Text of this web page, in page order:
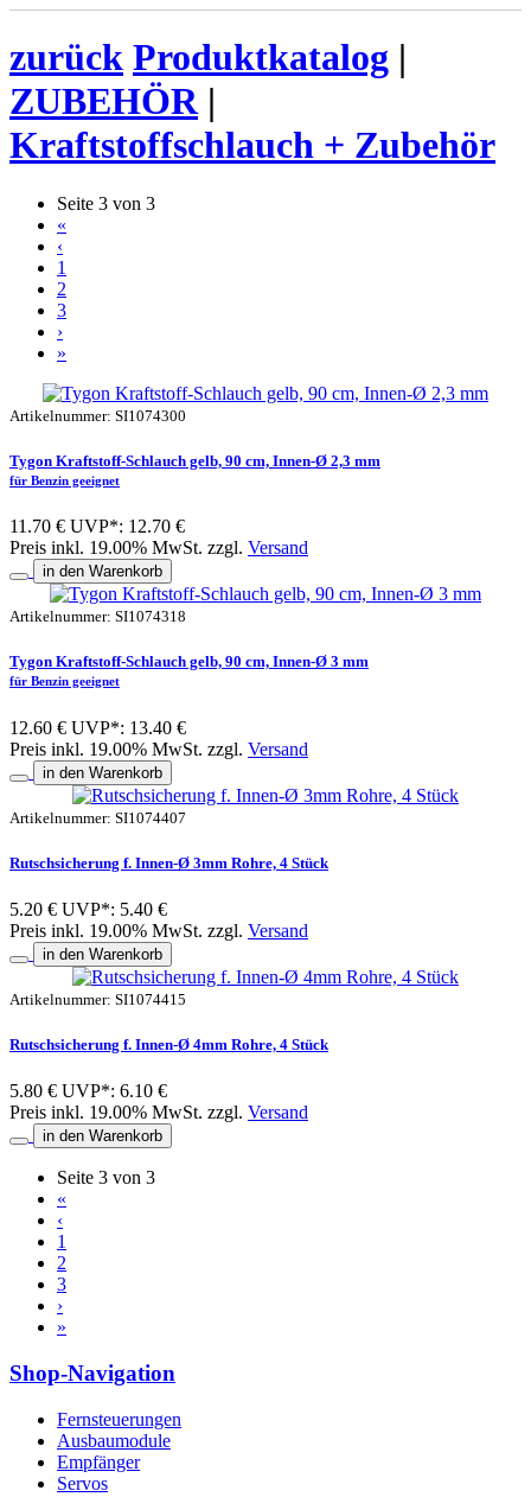
zurück Produktkatalog |
ZUBEHÖR|
Kraftstoffschlauch + Zubehör
Seite 3 von 3
«
‹
1
2
3
›
»
Artikelnummer: SI1074300
Tygon Kraftstoff-Schlauch gelb, 90 cm, Innen-Ø 2,3 mm
für Benzin geeignet
11.70 € UVP*: 12.70 €
Preis inkl. 19.00% MwSt. zzgl. Versand
in den Warenkorb
Artikelnummer: SI1074318
Tygon Kraftstoff-Schlauch gelb, 90 cm, Innen-Ø 3 mm
für Benzin geeignet
12.60 € UVP*: 13.40 €
Preis inkl. 19.00% MwSt. zzgl. Versand
in den Warenkorb
Artikelnummer: SI1074407
Rutschsicherung f. Innen-Ø 3mm Rohre, 4 Stück
5.20 € UVP*: 5.40 €
Preis inkl. 19.00% MwSt. zzgl. Versand
in den Warenkorb
Artikelnummer: SI1074415
Rutschsicherung f. Innen-Ø 4mm Rohre, 4 Stück
5.80 € UVP*: 6.10 €
Preis inkl. 19.00% MwSt. zzgl. Versand
in den Warenkorb
Seite 3 von 3
«
‹
1
2
3
›
»
Shop-Navigation
Fernsteuerungen
Ausbaumodule
Empfänger
Servos